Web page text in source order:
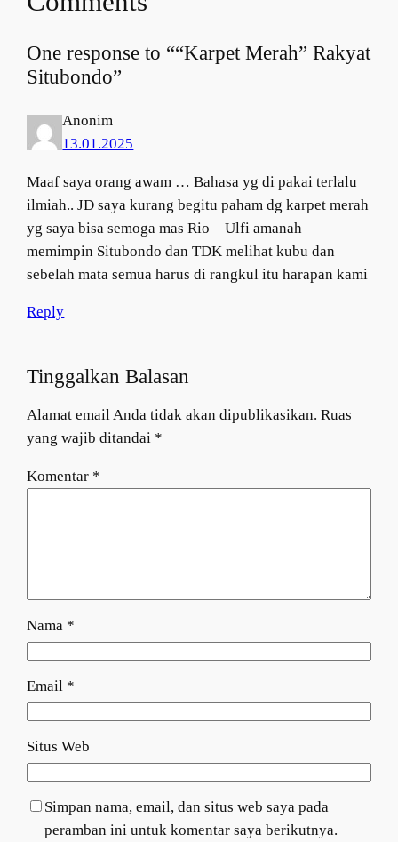
One response to ““Karpet Merah” Rakyat
Situbondo”
Anonim
13.01.2025
Maaf saya orang awam … Bahasa yg di pakai terlalu
ilmiah.. JD saya kurang begitu paham dg karpet merah
yg saya bisa semoga mas Rio – Ulfi amanah
memimpin Situbondo dan TDK melihat kubu dan
sebelah mata semua harus di rangkul itu harapan kami
Reply
Tinggalkan Balasan
Alamat email Anda tidak akan dipublikasikan. Ruas
yang wajib ditandai *
Komentar *
Nama *
Email *
Situs Web
Simpan nama, email, dan situs web saya pada
peramban ini untuk komentar saya berikutnya.